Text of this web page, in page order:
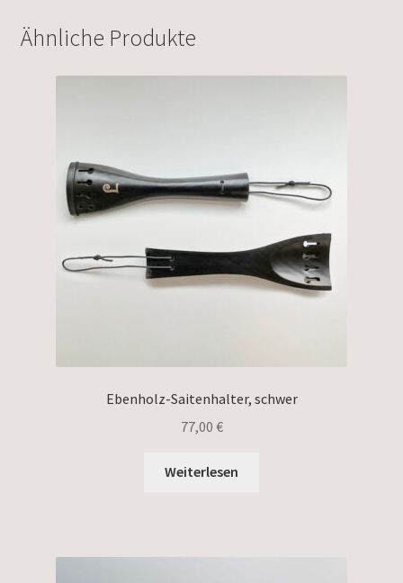
Ähnliche Produkte
Ebenholz-Saitenhalter, schwer
77,00 €
Weiterlesen